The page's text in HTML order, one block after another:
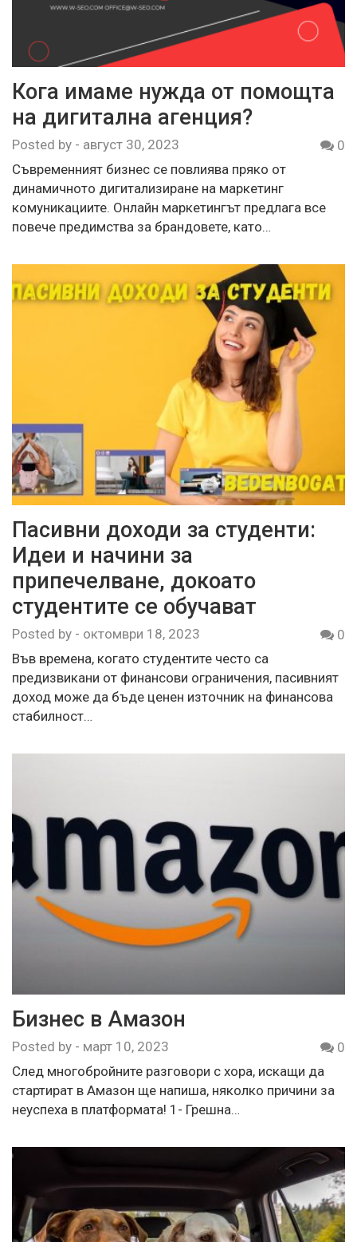
Кога имаме нужда от помощта
на дигитална агенция?
Posted by - август 30, 2023
0
Съвременният бизнес се повлиява пряко от
динамичното дигитализиране на маркетинг
комуникациите. Онлайн маркетингът предлага все
повече предимства за брандовете, като…
Пасивни доходи за студенти:
Идеи и начини за
припечелване, докоато
студентите се обучават
Posted by - октомври 18, 2023
0
Във времена, когато студентите често са
предизвикани от финансови ограничения, пасивният
доход може да бъде ценен източник на финансова
стабилност…
Бизнес в Амазон
Posted by - март 10, 2023
0
След многобройните разговори с хора, искащи да
стартират в Амазон ще напиша, няколко причини за
неуспеха в платформата! 1- Грешна…